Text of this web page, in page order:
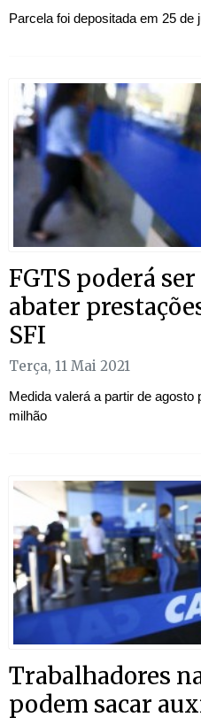
Parcela foi depositada em 25 de
FGTS poderá
abater
SFI
Terça, 11 Mai 2021
Medida valerá a partir de agosto
milhão
Trabalhadores
podem sacar